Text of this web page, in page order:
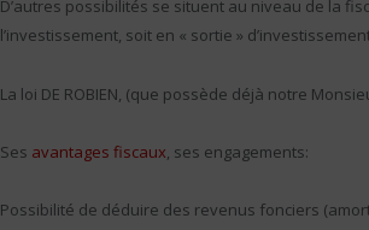
D’autres possibilités se situent au niveau de la
l’investissement, soit en « sortie »
La loi DE ROBIEN, (que possède déjà notre
Ses avantages fiscaux, ses engagements:
Possibilité de déduire des revenus fonciers